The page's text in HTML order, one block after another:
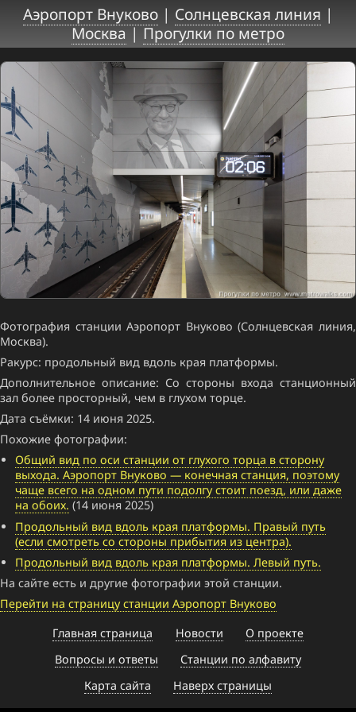
Аэропорт Внуково| Солнцевская линия |
Москва|Прогулки по метро
Фотография станции Аэропорт Внуково (Солнцевская линия,
Москва).
Ракурс: продольный вид вдоль края платформы.
Дополнительное описание: Со стороны входа станционный
зал более просторный, чем в глухом торце.
Дата съёмки: 14 июня 2025.
Похожие фотографии:
Общий вид по оси станции от глухого торца в сторону
выхода. Аэропорт Внуково — конечная станция, поэтому
чаще всего на одном пути подолгу стоит поезд, или даже
на обоих. (14 июня 2025)
Продольный вид вдоль края платформы. Правый путь
(если смотреть со стороны прибытия из центра).
Продольный вид вдоль края платформы. Левый путь.
На сайте есть и другие фотографии этой станции.
Перейти на страницу станции Аэропорт Внуково
Главная страница
Новости
О проекте
Вопросы и ответы
Станции по алфавиту
Карта сайта
Наверх страницы